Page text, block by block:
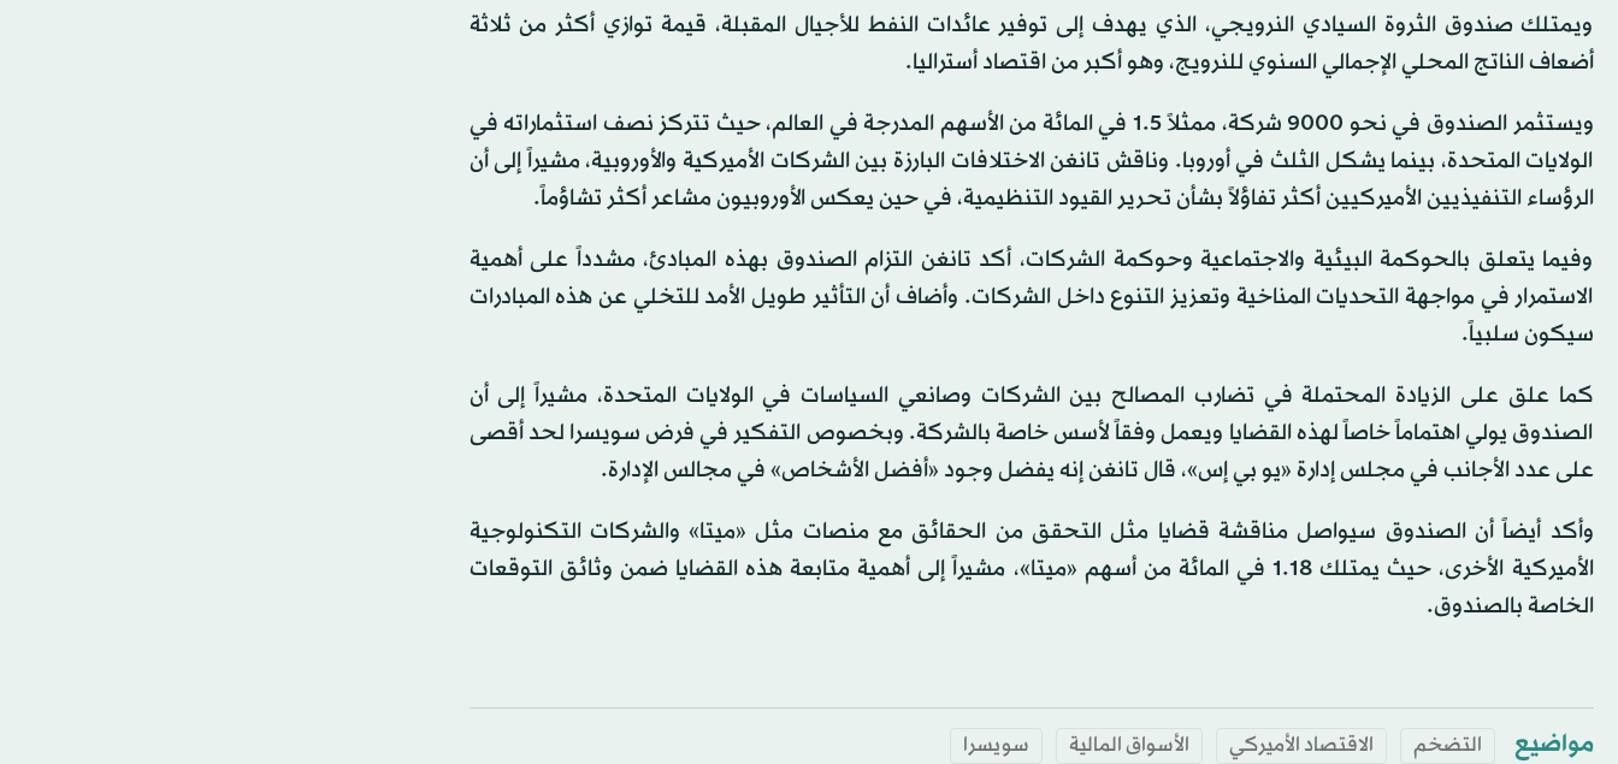
ويمتلك صندوق الثروة السيادي النرويجي، الذي يهدف إلى توفير عائدات النفط للأجيال المقبلة، قيمة توازي أكثر من ثلاثة
أضعاف الناتج المحلي الإجمالي السنوي للنرويج، وهو أكبر من اقتصاد أستراليا.
ويستثمر الصندوق في نحو 9000 شركة، ممثلاً 1.5 في المائة من الأسهم المدرجة في العالم، حيث تتركز نصف استثماراته في
الولايات المتحدة، بينما يشكل الثلث في أوروبا. وناقش تانغن الاختلافات البارزة بين الشركات الأميركية والأوروبية، مشيراً إلى أن
الرؤساء التنفيذيين الأميركيين أكثر تفاؤلاً بشأن تحرير القيود التنظيمية، في حين يعكس الأوروبيون مشاعر أكثر تشاؤماً.
وفيما يتعلق بالحوكمة البيئية والاجتماعية وحوكمة الشركات، أكد تانغن التزام الصندوق بهذه المبادئ، مشدداً على أهمية
الاستمرار في مواجهة التحديات المناخية وتعزيز التنوع داخل الشركات. وأضاف أن التأثير طويل الأمد للتخلي عن هذه المبادرات
سيكون سلبياً.
كما علق على الزيادة المحتملة في تضارب المصالح بين الشركات وصانعي السياسات في الولايات المتحدة، مشيراً إلى أن
الصندوق يولي اهتماماً خاصاً لهذه القضايا ويعمل وفقاً لأسس خاصة بالشركة. وبخصوص التفكير في فرض سويسرا لحد أقصى
على عدد الأجانب في مجلس إدارة «يو بي إس»، قال تانغن إنه يفضل وجود «أفضل الأشخاص» في مجالس الإدارة.
وأكد أيضاً أن الصندوق سيواصل مناقشة قضايا مثل التحقق من الحقائق مع منصات مثل «ميتا» والشركات التكنولوجية
الأميركية الأخرى، حيث يمتلك 1.18 في المائة من أسهم «ميتا»، مشيراً إلى أهمية متابعة هذه القضايا ضمن وثائق التوقعات
الخاصة بالصندوق.
مواضيع التضخم الاقتصاد الأميركي الأسواق المالية سويسرا